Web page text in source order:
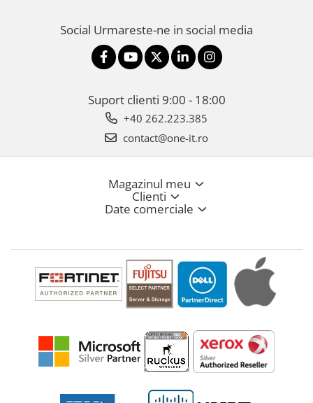
Social Urmareste-ne in social media
Suport clienti 9:00 - 18:00
+40 262.223.385
contact@one-it.ro
Magazinul meu
Clienti
Date comerciale